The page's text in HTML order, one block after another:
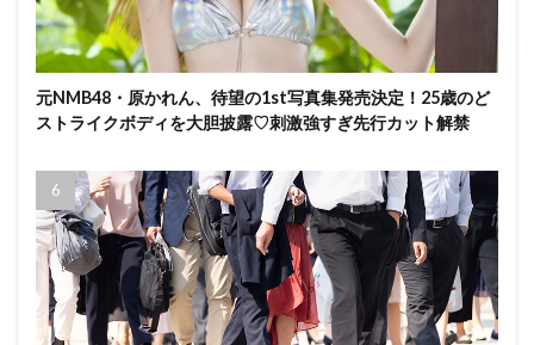
元NMB48・原かれん、待望の1st写真集発売決定！25歳のど
ストライクボディを大胆披露♡刺激強すぎ先行カット解禁